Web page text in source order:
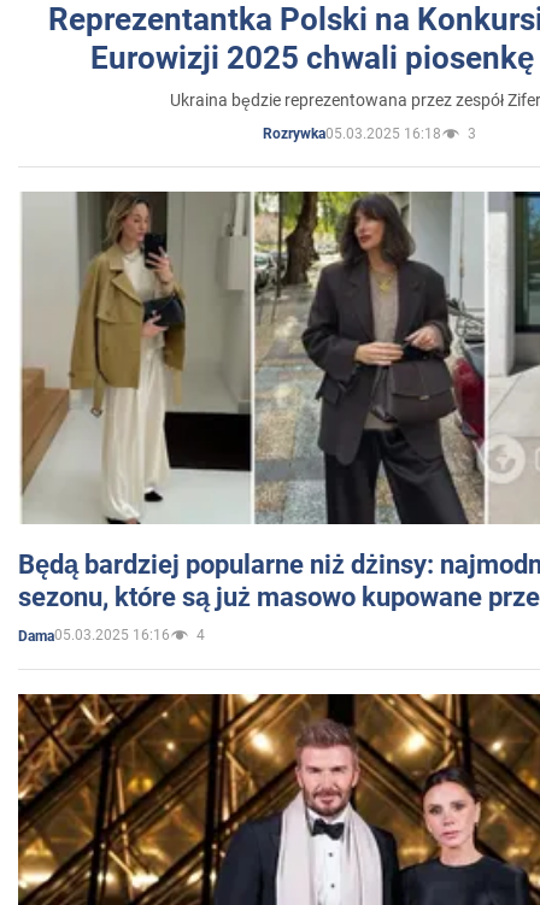
Reprezentantka Polski na
Eurowizji 2025 chwali
Ukraina będzie reprezentowana przez zespół
Rozrywka05.03.2025 16:18 3
Będą bardziej popularne niż dżinsy:
sezonu, które są już masowo kupowane
Dama05.03.2025 16:16 4